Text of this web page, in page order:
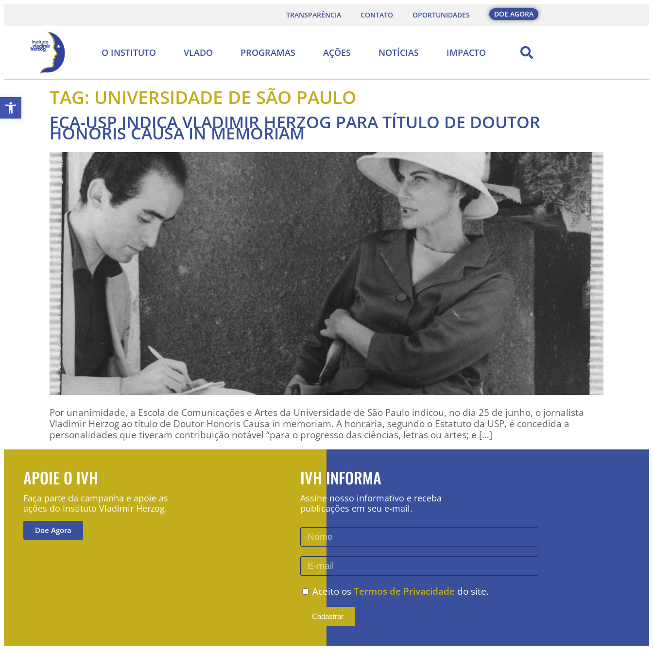
Abrir a barra de ferramentas
TRANSPARÊNCIA CONTATO OPORTUNIDADES DOE AGORA
O INSTITUTO VLADO PROGRAMAS AÇÕES NOTÍCIAS IMPACTO
TAG: UNIVERSIDADE DE SÃO PAULO
ECA-USP INDICA VLADIMIR HERZOG PARA TÍTULO DE DOUTOR
HONORIS CAUSA IN MEMORIAM
Por unanimidade, a Escola de Comunicações e Artes da Universidade de São Paulo indicou, no dia 25 de junho, o jornalista
Vladimir Herzog ao título de Doutor Honoris Causa in memoriam. A honraria, segundo o Estatuto da USP, é concedida a
personalidades que tiveram contribuição notável “para o progresso das ciências, letras ou artes; e […]
APOIE O IVH
Faça parte da campanha e apoie as
ações do Instituto Vladimir Herzog.
Doe Agora
IVH INFORMA
Assine nosso informativo e receba
publicações em seu e-mail.
Aceito osTermos de Privacidade do site.
Cadastrar